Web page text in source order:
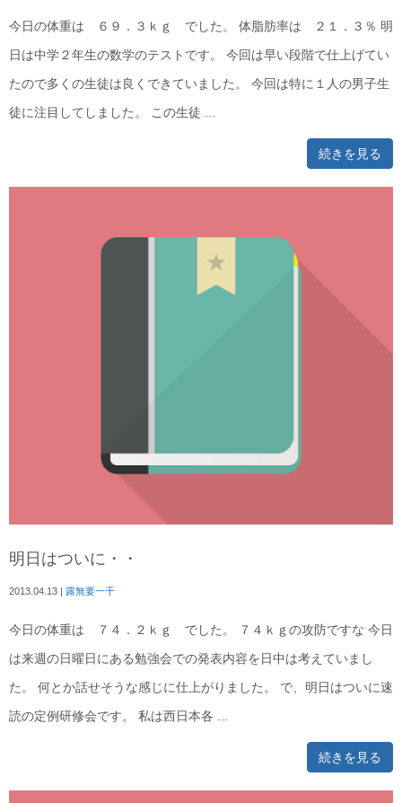
今日の体重は ６９．３ｋｇ でした。 体脂肪率は ２１．３％ 明
日は中学２年生の数学のテストです。 今回は早い段階で仕上げてい
たので多くの生徒は良くできていました。 今回は特に１人の男子生
徒に注目してしました。 この生徒 ...
続きを見る
明日はついに・・
2013.04.13 | 露無要一千
今日の体重は ７４．２ｋｇ でした。 ７４ｋｇの攻防ですな 今日
は来週の日曜日にある勉強会での発表内容を日中は考えていまし
た。 何とか話せそうな感じに仕上がりました。 で、明日はついに速
読の定例研修会です。 私は西日本各 ...
続きを見る